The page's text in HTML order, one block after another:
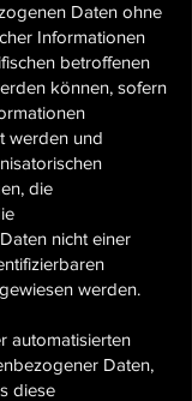
Daten ohne
Informationen
betroffenen
können, sofern
werden und
die
nicht einer
werden.
automatisierten
Daten,
diese